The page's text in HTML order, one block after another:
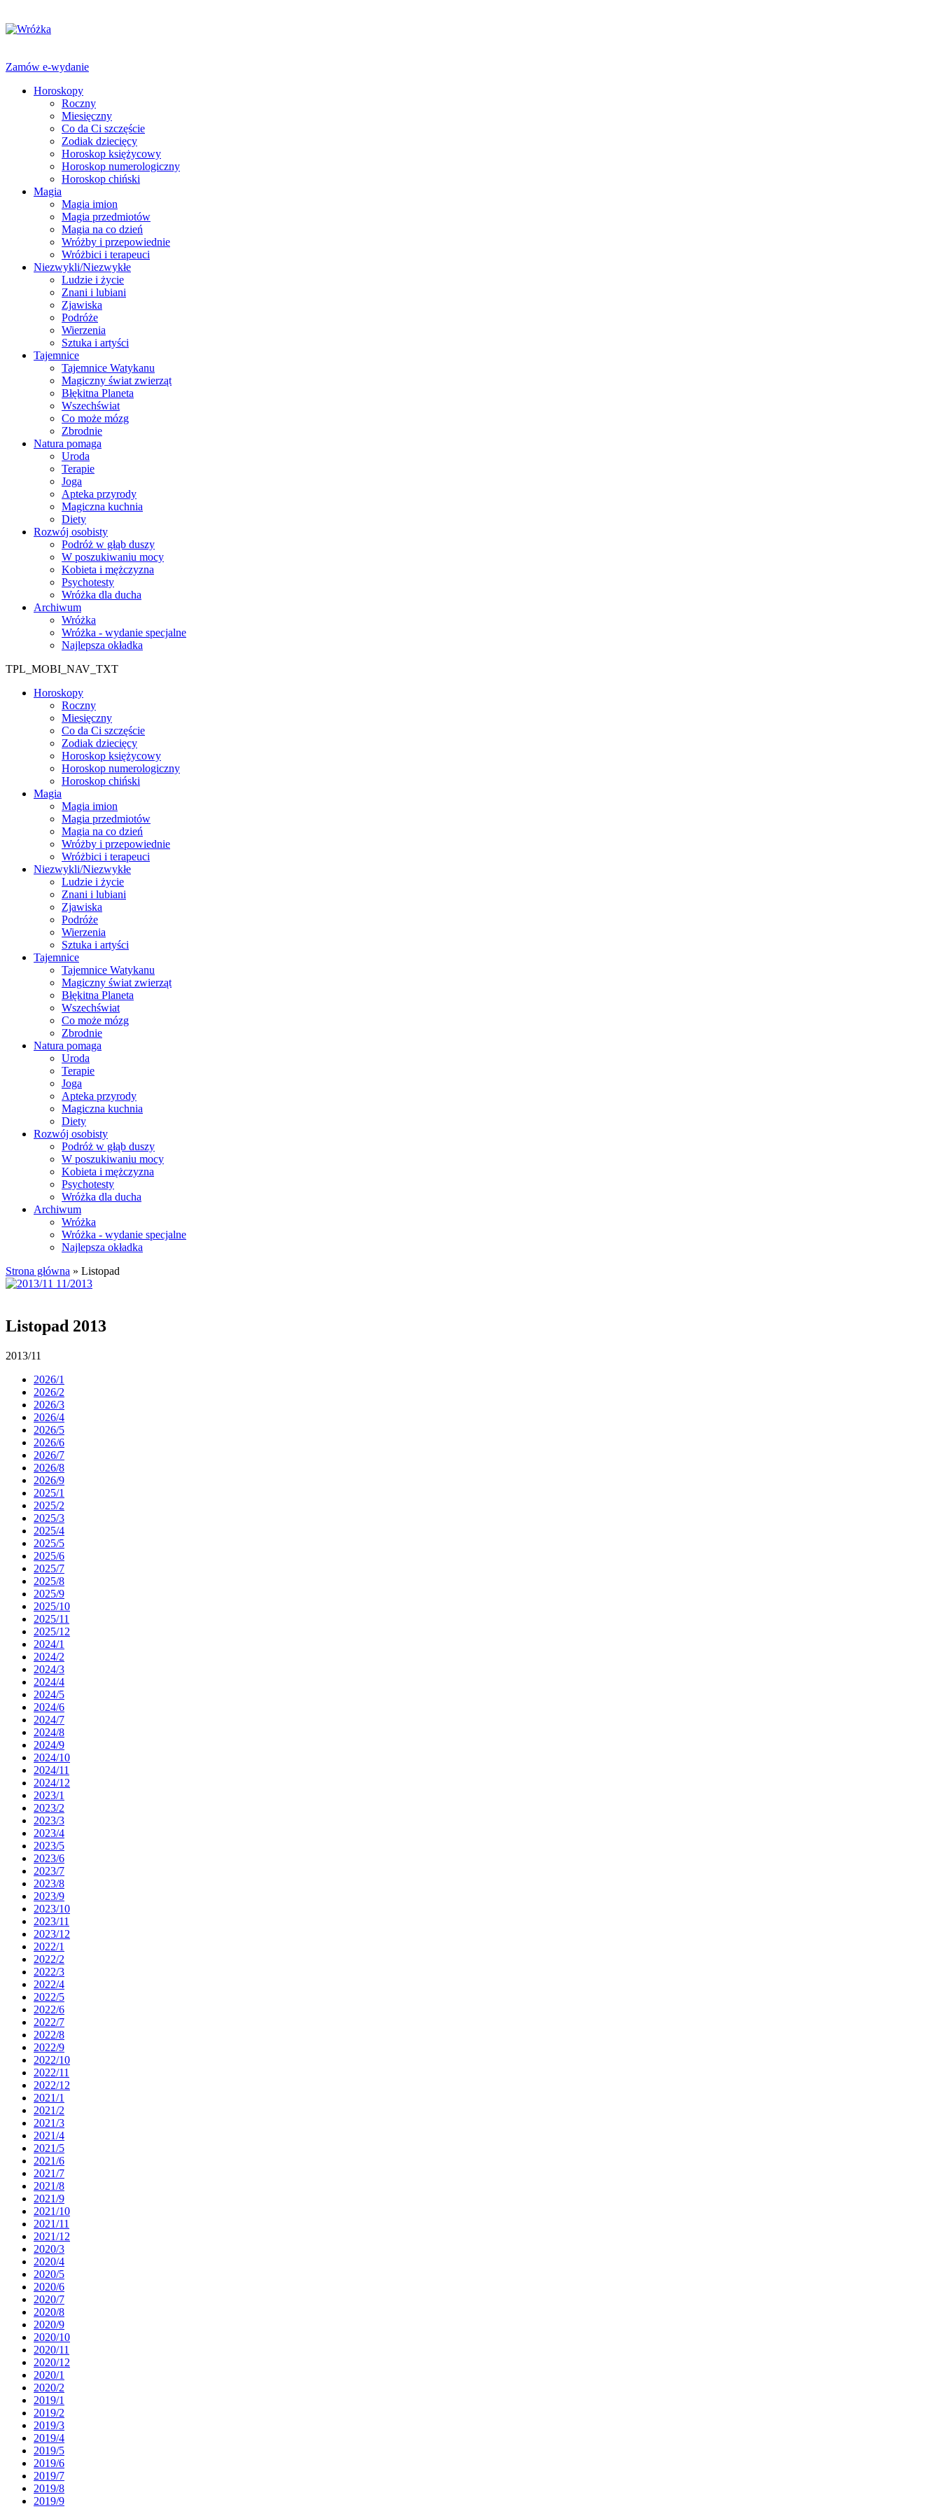
Zamów e-wydanie
Horoskopy
Roczny
Miesięczny
Co da Ci szczęście
Zodiak dziecięcy
Horoskop księżycowy
Horoskop numerologiczny
Horoskop chiński
Magia
Magia imion
Magia przedmiotów
Magia na co dzień
Wróżby i przepowiednie
Wróżbici i terapeuci
Niezwykli/Niezwykłe
Ludzie i życie
Znani i lubiani
Zjawiska
Podróże
Wierzenia
Sztuka i artyści
Tajemnice
Tajemnice Watykanu
Magiczny świat zwierząt
Błękitna Planeta
Wszechświat
Co może mózg
Zbrodnie
Natura pomaga
Uroda
Terapie
Joga
Apteka przyrody
Magiczna kuchnia
Diety
Rozwój osobisty
Podróż w głąb duszy
W poszukiwaniu mocy
Kobieta i mężczyzna
Psychotesty
Wróżka dla ducha
Archiwum
Wróżka
Wróżka - wydanie specjalne
Najlepsza okładka
TPL_MOBI_NAV_TXT
Horoskopy
Roczny
Miesięczny
Co da Ci szczęście
Zodiak dziecięcy
Horoskop księżycowy
Horoskop numerologiczny
Horoskop chiński
Magia
Magia imion
Magia przedmiotów
Magia na co dzień
Wróżby i przepowiednie
Wróżbici i terapeuci
Niezwykli/Niezwykłe
Ludzie i życie
Znani i lubiani
Zjawiska
Podróże
Wierzenia
Sztuka i artyści
Tajemnice
Tajemnice Watykanu
Magiczny świat zwierząt
Błękitna Planeta
Wszechświat
Co może mózg
Zbrodnie
Natura pomaga
Uroda
Terapie
Joga
Apteka przyrody
Magiczna kuchnia
Diety
Rozwój osobisty
Podróż w głąb duszy
W poszukiwaniu mocy
Kobieta i mężczyzna
Psychotesty
Wróżka dla ducha
Archiwum
Wróżka
Wróżka - wydanie specjalne
Najlepsza okładka
Strona główna » Listopad
Listopad 2013
2013/11
2026/1
2026/2
2026/3
2026/4
2026/5
2026/6
2026/7
2026/8
2026/9
2025/1
2025/2
2025/3
2025/4
2025/5
2025/6
2025/7
2025/8
2025/9
2025/10
2025/11
2025/12
2024/1
2024/2
2024/3
2024/4
2024/5
2024/6
2024/7
2024/8
2024/9
2024/10
2024/11
2024/12
2023/1
2023/2
2023/3
2023/4
2023/5
2023/6
2023/7
2023/8
2023/9
2023/10
2023/11
2023/12
2022/1
2022/2
2022/3
2022/4
2022/5
2022/6
2022/7
2022/8
2022/9
2022/10
2022/11
2022/12
2021/1
2021/2
2021/3
2021/4
2021/5
2021/6
2021/7
2021/8
2021/9
2021/10
2021/11
2021/12
2020/3
2020/4
2020/5
2020/6
2020/7
2020/8
2020/9
2020/10
2020/11
2020/12
2020/1
2020/2
2019/1
2019/2
2019/3
2019/4
2019/5
2019/6
2019/7
2019/8
2019/9